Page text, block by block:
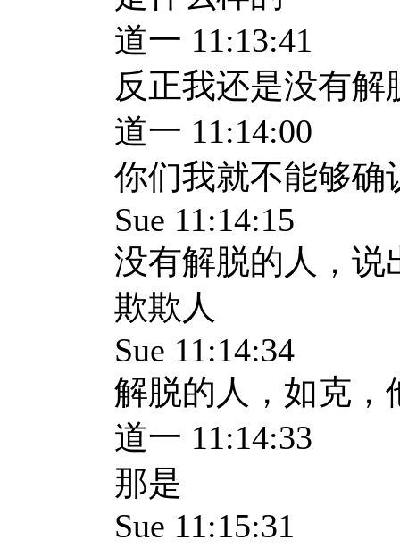
道一 11:13:41
反正我还是没有解
道一 11:14:00
你们我就不能够确
Sue 11:14:15
没有解脱的人，说
欺欺人
Sue 11:14:34
解脱的人，如克，
道一 11:14:33
那是
Sue 11:15:31